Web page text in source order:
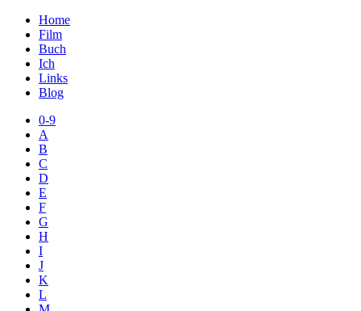
Home
Film
Buch
Ich
Links
Blog
0-9
A
B
C
D
E
F
G
H
I
J
K
L